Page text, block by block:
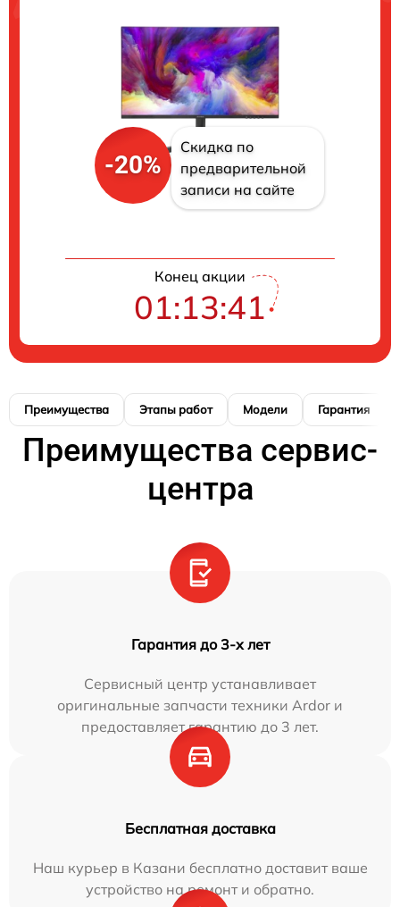
-20%
Скидка по
предварительной
записи на сайте
Конец акции
01:13:41
Преимущества Этапы работ Модели Гарантия
Преимущества сервис-
центра
Гарантия до 3-х лет
Сервисный центр устанавливает
оригинальные запчасти техники Ardor и
предоставляет гарантию до 3 лет.
Бесплатная доставка
Наш курьер в Казани бесплатно доставит ваше
устройство на ремонт и обратно.